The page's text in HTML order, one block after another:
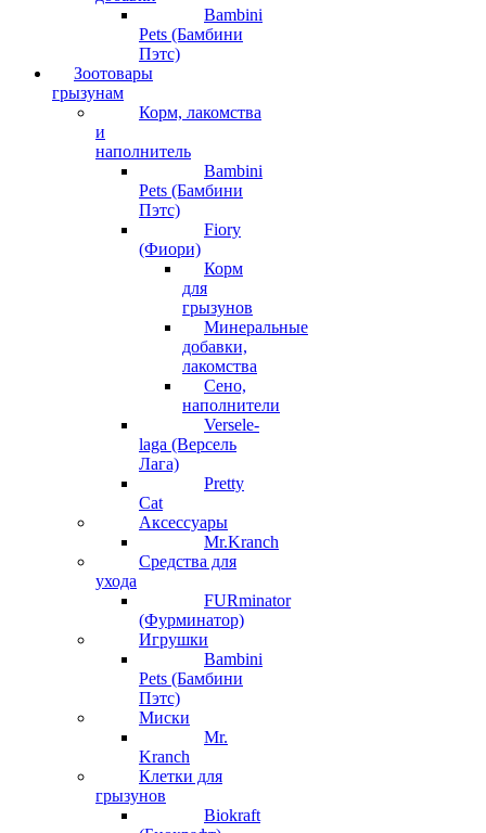
Bambini
Pets (Бамбини
Пэтс)
Зоотовары
грызунам
Корм, лакомства
и
наполнитель
Bambini
Pets (Бамбини
Пэтс)
Fiory
(Фиори)
Корм
для
грызунов
Минеральные
добавки,
лакомства
Сено,
наполнители
Versele-
laga (Версель
Лага)
Pretty
Cat
Аксессуары
Mr.Kranch
Средства для
ухода
FURminator
(Фурминатор)
Игрушки
Bambini
Pets (Бамбини
Пэтс)
Миски
Mr.
Kranch
Клетки для
грызунов
Biokraft